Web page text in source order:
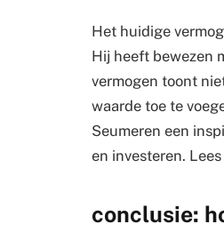
Het huidige
Hij heeft bewezen
vermogen toont
waarde toe te
Seumeren een
en investeren.
conclusie: